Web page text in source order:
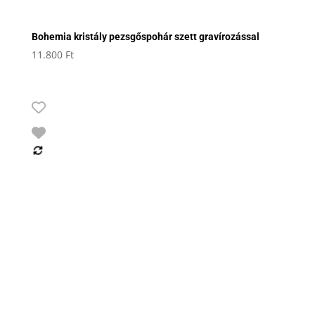
Bohemia kristály pezsgőspohár szett gravírozással
11.800 Ft